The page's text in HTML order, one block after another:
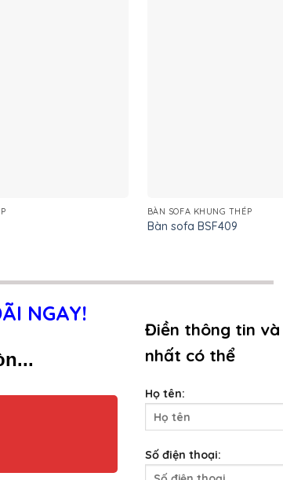
BÀN SOFA KHUNG THÉP
Bàn sofa BSF409
NGAY!
Điền thông tin và
nhất có thể
Họ tên:
Số điện thoại: